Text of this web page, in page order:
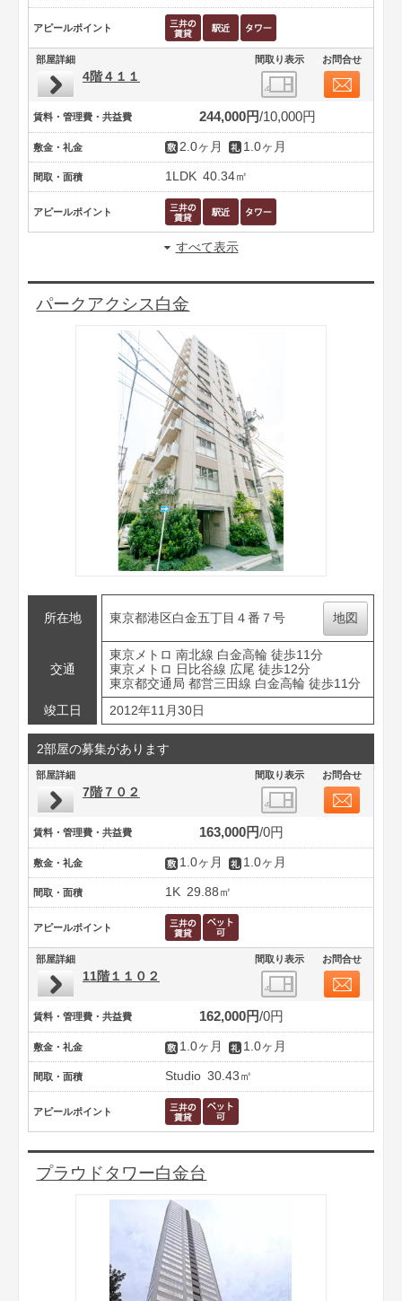
アピールポイント
部屋詳細 間取り表示 お問合せ
4階４１１
賃料・管理費・共益費 244,000円 10,000円
敷金・礼金 2.0ヶ月 1.0ヶ月
間取・面積 1LDK 40.34㎡
アピールポイント
すべて表示
パークアクシス白金
所在地 東京都港区白金五丁目４番７号 地図
交通
東京メトロ 南北線 白金高輪 徒歩11分
東京メトロ 日比谷線 広尾 徒歩12分
東京都交通局 都営三田線 白金高輪 徒歩11分
竣工日
2012年11月30日
2部屋の募集があります
部屋詳細 間取り表示 お問合せ
7階７０２
賃料・管理費・共益費 163,000円 0円
敷金・礼金 1.0ヶ月 1.0ヶ月
間取・面積 1K 29.88㎡
アピールポイント
部屋詳細 間取り表示 お問合せ
11階１１０２
賃料・管理費・共益費 162,000円 0円
敷金・礼金 1.0ヶ月 1.0ヶ月
間取・面積 Studio 30.43㎡
アピールポイント
プラウドタワー白金台